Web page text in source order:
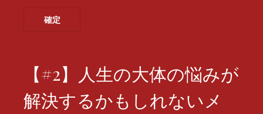
【#2】人生の大体の悩みが
解決するかもしれないメ